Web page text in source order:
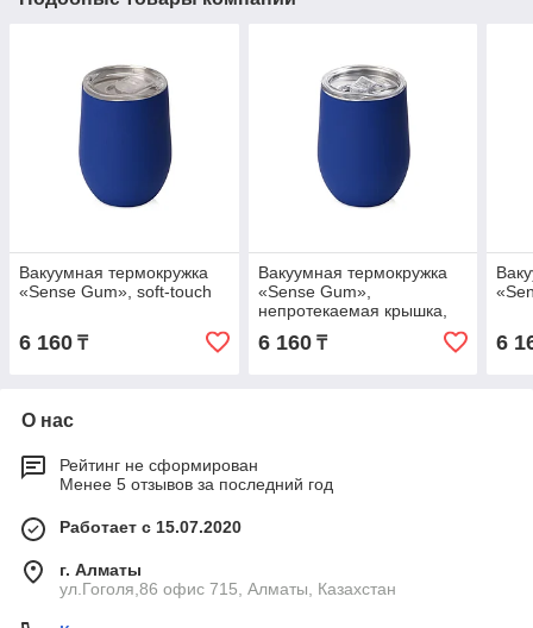
Вакуумная термокружка
«Sense Gum», soft-touch
6 160 ₸
Вакуумная термокружка
«Sense Gum»,
непротекаемая крышка,
soft-touch
6 160₸ 6
О нас
Рейтинг не сформирован
Менее 5 отзывов за последний год
Работает с 15.07.2020
г. Алматы
ул.Гоголя,86 офис 715, Алматы, Казахстан